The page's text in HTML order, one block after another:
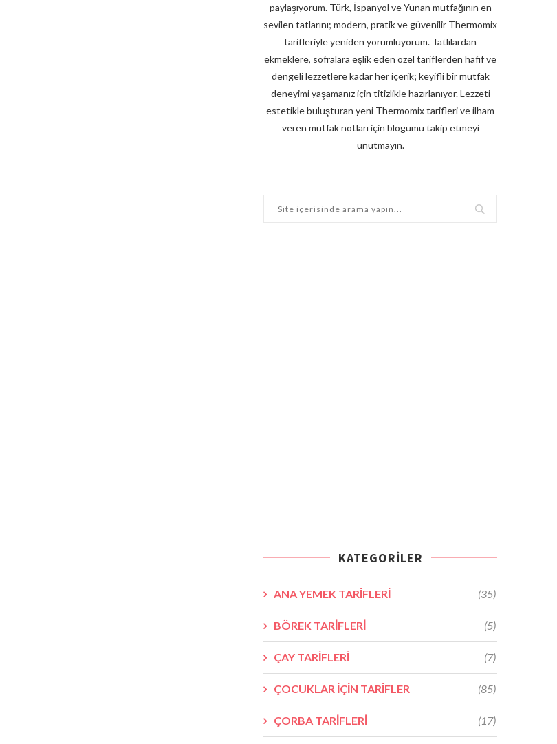
paylaşıyorum. Türk, İspanyol ve Yunan mutfağının en
sevilen tatlarını; modern, pratik ve güvenilir Thermomix
tarifleriyle yeniden yorumluyorum. Tatlılardan
ekmeklere, sofralara eşlik eden özel tariflerden hafif ve
dengeli lezzetlere kadar her içerik; keyifli bir mutfak
deneyimi yaşamanız için titizlikle hazırlanıyor. Lezzeti
estetikle buluşturan yeni Thermomix tarifleri ve ilham
veren mutfak notları için blogumu takip etmeyi
unutmayın.
KATEGORILER
ANA YEMEK TARİFLERİ (35)
BÖREK TARİFLERİ (5)
ÇAY TARİFLERİ (7)
ÇOCUKLAR İÇİN TARİFLER (85)
ÇORBA TARİFLERİ (17)